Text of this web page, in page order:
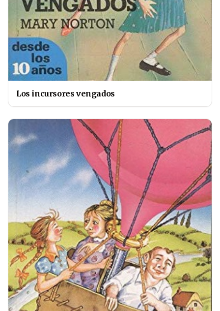
Los incursores vengados